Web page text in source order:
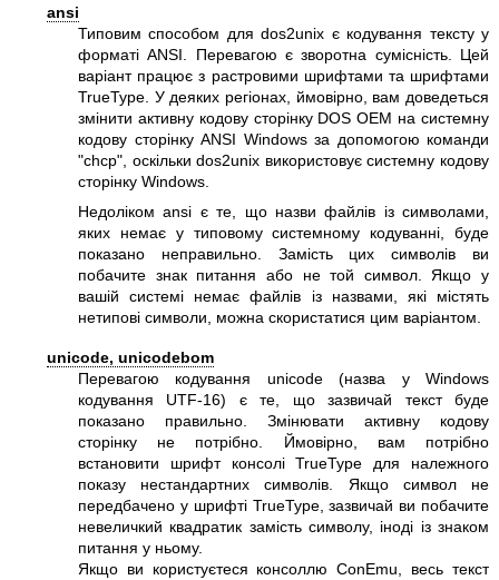
ansi
Типовим способом для dos2unix є кодування тексту у
форматі ANSI. Перевагою є зворотна сумісність. Цей
варіант працює з растровими шрифтами та шрифтами
TrueType. У деяких регіонах, ймовірно, вам доведеться
змінити активну кодову сторінку DOS OEM на системну
кодову сторінку ANSI Windows за допомогою команди
"chcp" , оскільки dos2unix використовує системну кодову
сторінку Windows.
Недоліком ansi є те, що назви файлів із символами,
яких немає у типовому системному кодуванні, буде
показано неправильно. Замість цих символів ви
побачите знак питання або не той символ. Якщо у
вашій системі немає файлів із назвами, які містять
нетипові символи, можна скористатися цим варіантом.
unicode, unicodebom
Перевагою кодування unicode (назва у Windows
кодування UTF-16) є те, що зазвичай текст буде
показано правильно. Змінювати активну кодову
сторінку не потрібно. Ймовірно, вам потрібно
встановити шрифт консолі TrueType для належного
показу нестандартних символів. Якщо символ не
передбачено у шрифті TrueType, зазвичай ви побачите
невеличкий квадратик замість символу, іноді із знаком
питання у ньому.
Якщо ви користуєтеся консоллю ConEmu, весь текст